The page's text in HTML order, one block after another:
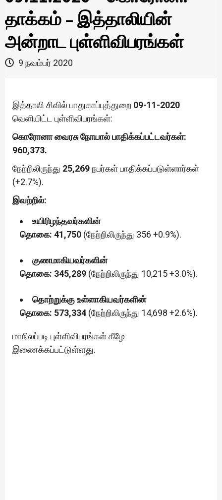
தாக்கம் – இத்தாலியின்
அன்றாட புள்ளிவிபரங்கள்
9 நவம்பர் 2020
இத்தாலி சிவில் பாதுகாப்புத்துறை 09-11-2020
வெளியிட்ட புள்ளிவிபரங்கள்:
கொரோனா வைரசு நோயால் பாதிக்கப்பட்டவர்கள்:
960,373.
நேற்றிலிருந்து 25,269நபர்கள் பாதிக்கப்படுள்ளார்கள்
(+2.7%).
இவற்றில்:
உயிரிழந்தவர்களின்
தொகை: 41,750 (நேற்றிலிருந்து 356 +0.9%).
குணமாகியவர்களின்
தொகை: 345,289 (நேற்றிலிருந்து 10,215 +3.0%).
தொற்றுக்கு உள்ளாகியவர்களின்
தொகை: 573,334 (நேற்றிலிருந்து 14,698 +2.6%).
மாநிலப்படி புள்ளிவிபரங்கள் கீழே
இணைக்கப்பட்டுள்ளது.